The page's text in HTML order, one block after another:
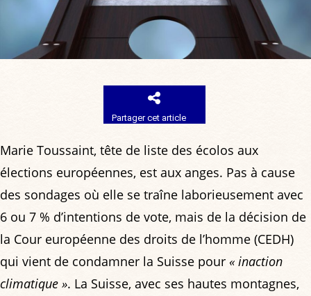
Partager cet article
Marie Toussaint, tête de liste des écolos aux
élections européennes, est aux anges. Pas à cause
des sondages où elle se traîne laborieusement avec
6 ou 7 % d’intentions de vote, mais de la décision de
la Cour européenne des droits de l’homme (CEDH)
qui vient de condamner la Suisse pour « inaction
climatique ». La Suisse, avec ses hautes montagnes,